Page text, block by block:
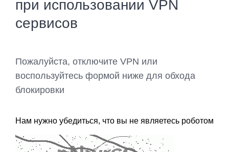
при использовании VPN
сервисов
Пожалуйста, отключите VPN или
воспользуйтесь формой ниже для обхода
блокировки
Нам нужно убедиться, что вы не являетесь роботом